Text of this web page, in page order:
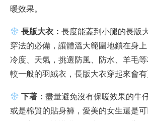
暖效果。
長版大衣：長度能蓋到小腿的長版
穿法的必備，讓體溫大範圍地鎖在身
冷度、天氣，挑選防風、防水、羊毛
較一般的羽絨衣，長版大衣穿起來會有
下著：盡量避免沒有保暖效果的牛
或是棉質的貼身褲，愛美的女生還是